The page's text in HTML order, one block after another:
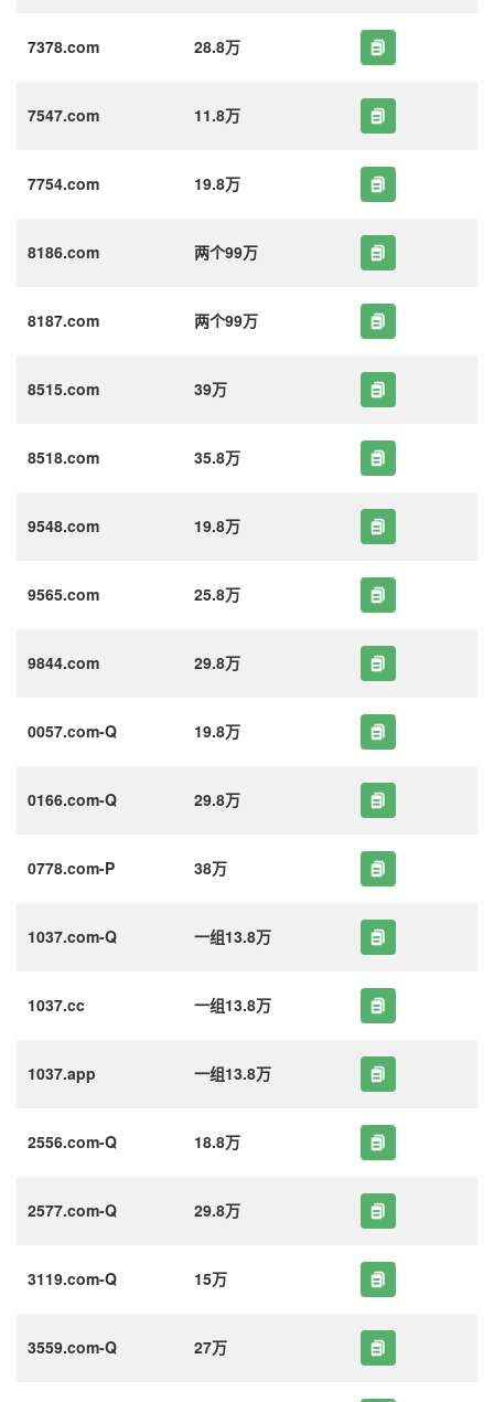
7378.com 28.8万
7547.com 11.8万
7754.com 19.8万
8186.com 两个99万
8187.com 两个99万
8515.com 39万
8518.com 35.8万
9548.com 19.8万
9565.com 25.8万
9844.com 29.8万
0057.com-Q 19.8万
0166.com-Q 29.8万
0778.com-P 38万
1037.com-Q 一组13.8万
1037.cc 一组13.8万
1037.app 一组13.8万
2556.com-Q 18.8万
2577.com-Q 29.8万
3119.com-Q 15万
3559.com-Q 27万